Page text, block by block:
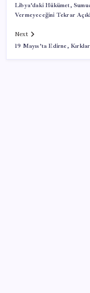
Libya’daki Hükümet,
Vermeyeceğini Tekrar
Next
19 Mayıs’ta Edirne,